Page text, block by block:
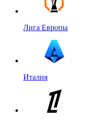
Лига Европы
Италия